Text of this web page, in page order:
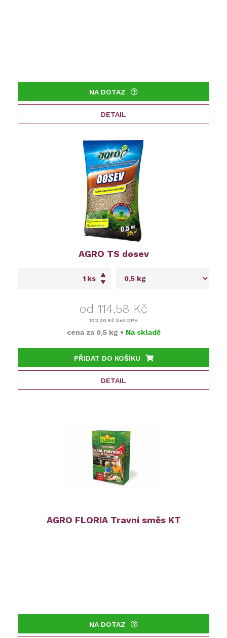
NA DOTAZ
DETAIL
AGRO TS dosev
ks
od 114,58 Kč
102,30 Kč bez DPH
cena za 0,5 kg • Na skladě
PŘIDAT DO KOŠÍKU
DETAIL
AGRO FLORIA Travní směs KT
NA DOTAZ